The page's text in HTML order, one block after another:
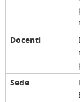
Docenti
Sede